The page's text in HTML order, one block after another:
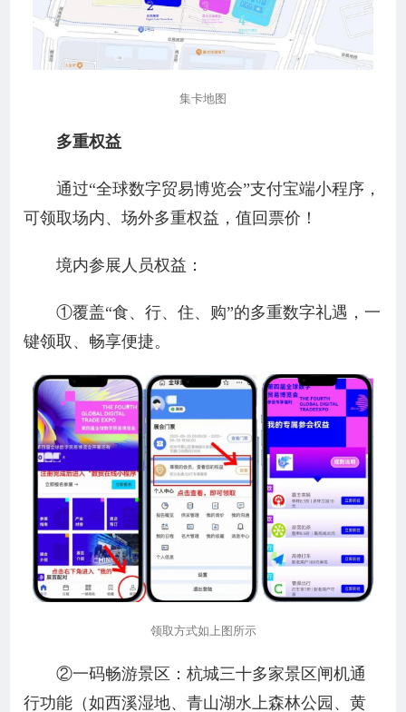
集卡地图
多重权益
通过“全球数字贸易博览会”支付宝端小程序，
可领取场内、场外多重权益，值回票价！
境内参展人员权益：
①覆盖“食、行、住、购”的多重数字礼遇，一
键领取、畅享便捷。
领取方式如上图所示
②一码畅游景区：杭城三十多家景区闸机通
行功能（如西溪湿地、青山湖水上森林公园、黄